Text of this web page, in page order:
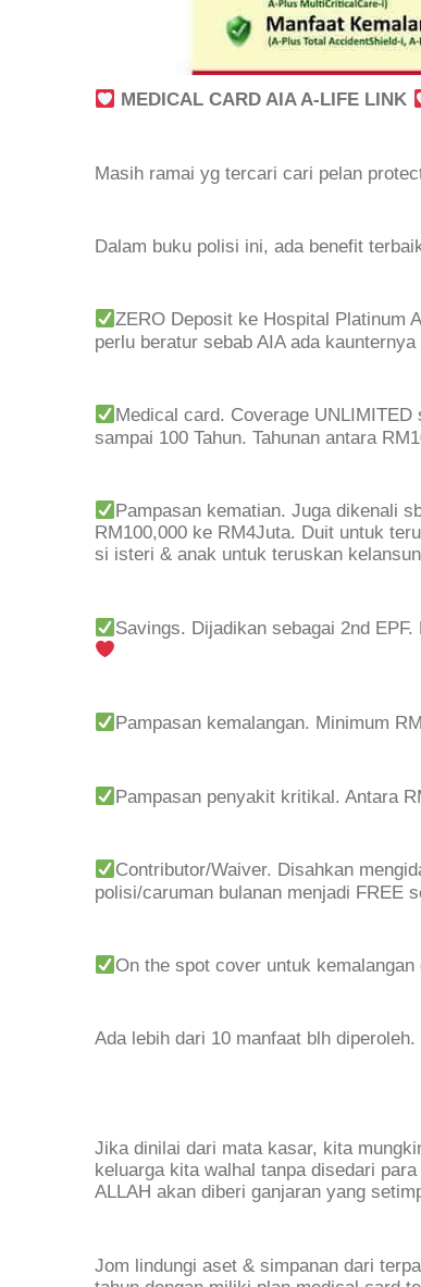
MEDICAL CARD AIA A-LIFE LINK
Masih ramai yg tercari cari pelan
Dalam buku polisi ini, ada benefit
ZERO Deposit ke Hospital Platinum
perlu beratur sebab AIA ada kaunternya
Medical card. Coverage
sampai 100 Tahun. Tahunan antara
Pampasan kematian. Juga dikenali
RM100,000 ke RM4Juta. Duit untuk
si isteri & anak untuk teruskan
Savings. Dijadikan sebagai 2nd
Pampasan kemalangan. Minimum
Pampasan penyakit kritikal. Antara
Contributor/Waiver. Disahkan
polisi/caruman bulanan menjadi FREE
On the spot cover untuk
Ada lebih dari 10 manfaat blh
Jika dinilai dari mata kasar, kita
keluarga kita walhal tanpa disedari
ALLAH akan diberi ganjaran yang
Jom lindungi aset & simpanan dari